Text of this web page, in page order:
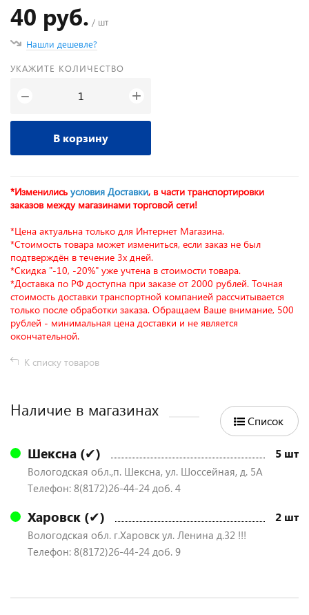
40 руб. / шт
Нашли дешевле?
УКАЖИТЕ КОЛИЧЕСТВО
− +
В корзину
*Изменились условия Доставки, в части транспортировки
заказов между магазинами торговой сети!
*Цена актуальна только для Интернет Магазина.
*Стоимость товара может измениться, если заказ не был
подтверждён в течение 3х дней.
*Скидка "-10, -20%" уже учтена в стоимости товара.
*Доставка по РФ доступна при заказе от 2000 рублей. Точная
стоимость доставки транспортной компанией рассчитывается
только после обработки заказа. Обращаем Ваше внимание, 500
рублей - минимальная цена доставки и не является
окончательной.
К списку товаров
Наличие в магазинах
Список
Шексна (✔) 5 шт
Вологодская обл.,п. Шексна, ул. Шоссейная, д. 5А
Телефон: 8(8172)26-44-24 доб. 4
Харовск (✔) 2 шт
Вологодская обл. г.Харовск ул. Ленина д.32 !!!
Телефон: 8(8172)26-44-24 доб. 9